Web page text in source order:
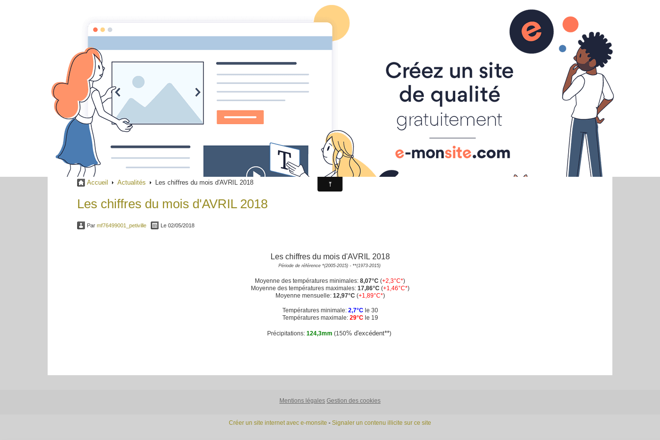
Accueil Actualités La station Climatologie Temps réel Prévisions Liens
Accueil Actualités Les chiffres du mois d'AVRIL 2018
Les chiffres du mois d'AVRIL 2018
Par mf76499001_petiville Le 02/05/2018
Les chiffres du mois d'AVRIL 2018
Période de référence *(2005-2015) - **(1973-2015)
Moyenne des températures minimales: 8,07°C (+2,3°C*)
Moyenne des températures maximales: 17,86°C(+1,46°C*)
Moyenne mensuelle: 12,97°C(+1,89°C*)
Températures minimale: 2,7°C le 30
Températures maximale: 29°Cle 19
Précipitations: 124,3mm (150% d'excédent**)
Mentions légales Gestion des cookies
Créer un site internet avec e-monsite - Signaler un contenu illicite sur ce site